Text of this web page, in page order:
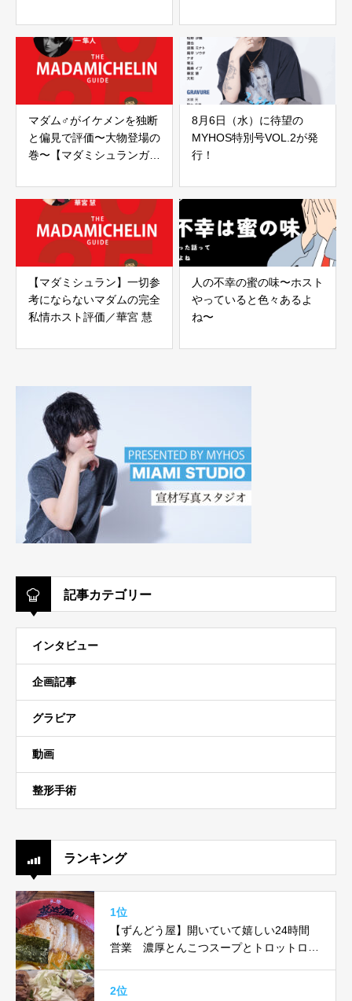
マダム♂がイケメンを独断
と偏見で評価〜大物登場の
巻〜【マダミシュランガイ
8月6日（水）に待望の
MYHOS特別号VOL.2が発
行！
【マダミシュラン】一切参
考にならないマダムの完全
私情ホスト評価／華宮 慧
人の不幸の蜜の味〜ホスト
やっていると色々あるよ
ね〜
記事カテゴリー
インタビュー
企画記事
グラビア
動画
整形手術
ランキング
1位
【ずんどう屋】開いていて嬉しい24時間
営業 濃厚とんこつスープとトロットロ味
2位